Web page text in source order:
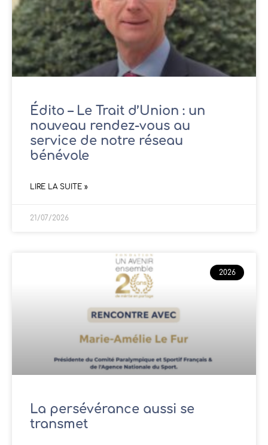
Édito – Le Trait d’Union : un
nouveau rendez-vous au
service de notre réseau
bénévole
LIRE LA SUITE »
21/07/2026
2026
La persévérance aussi se
transmet